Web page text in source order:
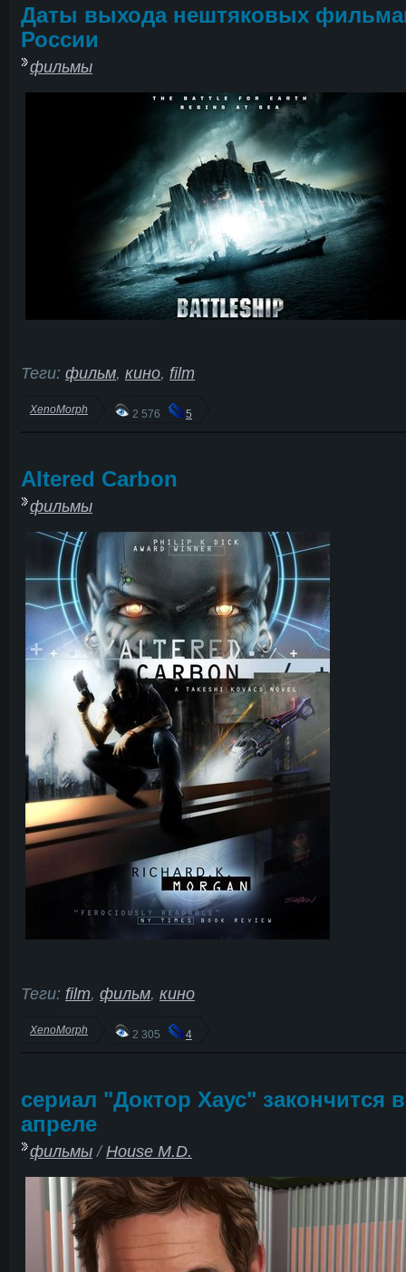
Даты выхода нештяковых
России
фильмы
Теги: фильм, кино, film
XenoMorph 2 576 5
Altered Carbon
фильмы
Теги: film, фильм, кино
XenoMorph 2 305 4
сериал "Доктор Хаус" закончится в
апреле
фильмы/House M.D.